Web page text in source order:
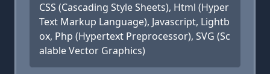
CSS (Cascading Style Sheets), Html (Hyper
Text Markup Language), Javascript, Lightb
ox, Php (Hypertext Preprocessor), SVG (Sc
alable Vector Graphics)